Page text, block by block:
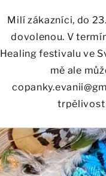
Milí zákazníci, do
dovolenou. V
Healing festivalu ve
mě ale
trpělivost